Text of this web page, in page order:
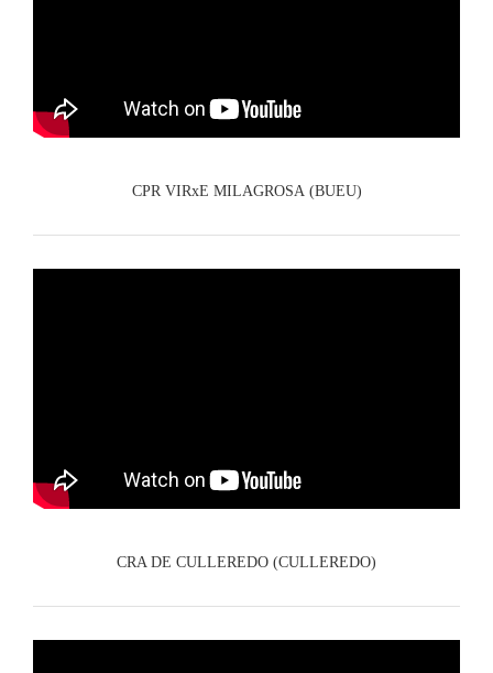
CPR VIRxE MILAGROSA (BUEU)
CRA DE CULLEREDO (CULLEREDO)